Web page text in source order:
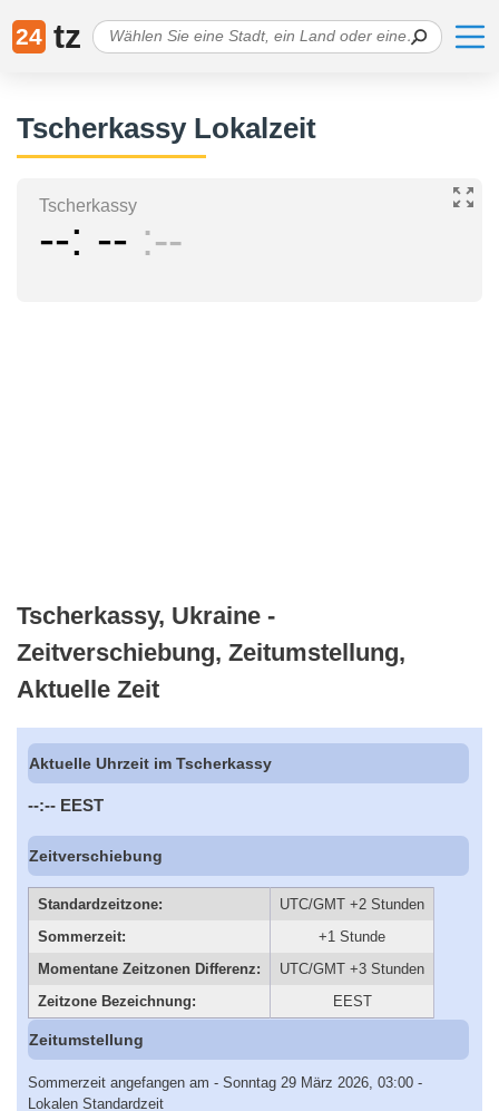
24 tz
Tscherkassy Lokalzeit
Tscherkassy
-- -- --
Tscherkassy, Ukraine -
Zeitverschiebung, Zeitumstellung,
Aktuelle Zeit
Aktuelle Uhrzeit im Tscherkassy
--:-- EEST
Zeitverschiebung
Standardzeitzone:
UTC/GMT +2 Stunden
Sommerzeit:
+1 Stunde
Momentane Zeitzonen Differenz:
UTC/GMT +3 Stunden
Zeitzone Bezeichnung:
EEST
Zeitumstellung
Sommerzeit angefangen am - Sonntag 29 März 2026, 03:00 -
Lokalen Standardzeit